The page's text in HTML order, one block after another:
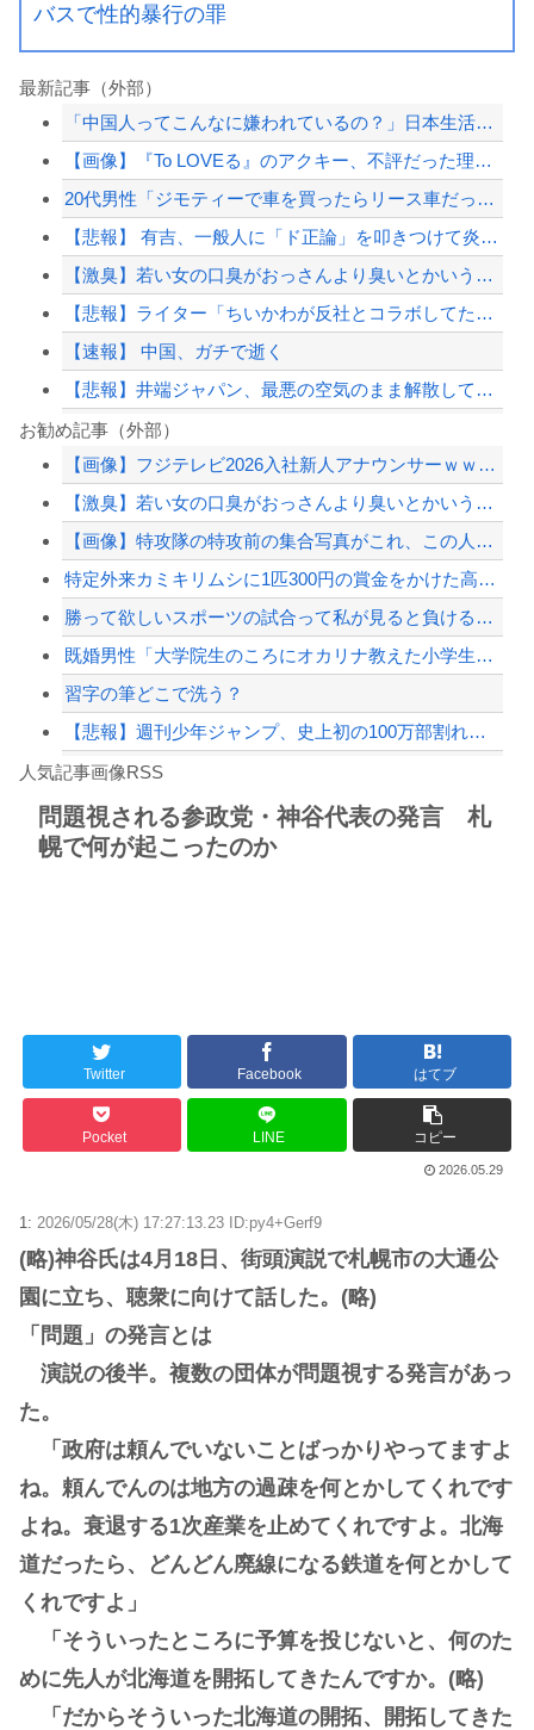
バスで性的暴行の罪
最新記事（外部）
「中国人ってこんなに嫌われているの？」日本生活9年目で明かす本心！
【画像】『To LOVEる』のアクキー、不評だった理由が明確すぎる
20代男性「ジモティーで車を買ったらリース車だった」53歳無職が逮捕
【悲報】 有吉、一般人に「ド正論」を叩きつけて炎上ｗｗｗｗｗｗｗｗ
【激臭】若い女の口臭がおっさんより臭いとかいう悪質なデマ
【悲報】ライター「ちいかわが反社とコラボしてた」ﾊﾟｼｬｯ
【速報】 中国、ガチで逝く
【悲報】井端ジャパン、最悪の空気のまま解散していた
【言葉狩り】「ママ応援」が炎上して謝罪…もう何も言えない
松のや「ママ応援企画」がなぜ許されない？「窮屈な世の中」に住む不幸、「尊重し合え...
【言葉狩り】「ママ応援」が炎上して謝罪…もう何も言えない
【配信者】「金バエ」のSNS更新が1週間途絶え、様々な憶測が飛び交う。1週間ぶり...
【緊急速報】NYで警官が黒人男性の首を絞め、暴動第二波不可避へ
Powered by livedoor 相互RSS
お勧め記事（外部）
【画像】フジテレビ2026入社新人アナウンサーｗｗｗｗｗｗｗｗｗ
【激臭】若い女の口臭がおっさんより臭いとかいう悪質なデマ
【画像】特攻隊の特攻前の集合写真がこれ、この人達のおかげで今のワイらが存在するん...
特定外来カミキリムシに1匹300円の賞金をかけた高崎市、初日に1170匹持ち込ま...
勝って欲しいスポーツの試合って私が見ると負けることがすごく多い気がしてる
既婚男性「大学院生のころにオカリナ教えた小学生が現在の妻ですね」→ネット大荒れｗ...
習字の筆どこで洗う？
【悲報】週刊少年ジャンプ、史上初の100万部割れ 全盛期653万部から98万部に...
勇者♀「仲間に支払うはずのお金で新しい装備買っちゃったから>>3する」
8/4のニュース
Powered by livedoor 相互RSS
人気記事画像RSS
問題視される参政党・神谷代表の発言 札
幌で何が起こったのか
Twitter Facebook はてブ
Pocket LINE コピー
2026.05.29
1: 2026/05/28(木) 17:27:13.23 ID:py4+Gerf9
(略)神谷氏は4月18日、街頭演説で札幌市の大通公
園に立ち、聴衆に向けて話した。(略)
「問題」の発言とは
演説の後半。複数の団体が問題視する発言があっ
た。
「政府は頼んでいないことばっかりやってますよ
ね。頼んでんのは地方の過疎を何とかしてくれです
よね。衰退する1次産業を止めてくれですよ。北海
道だったら、どんどん廃線になる鉄道を何とかして
くれですよ」
「そういったところに予算を投じないと、何のた
めに先人が北海道を開拓してきたんですか。(略)
「だからそういった北海道の開拓、開拓してきた